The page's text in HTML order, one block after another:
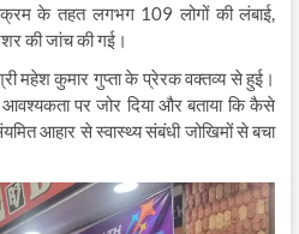
के तहत लगभग 109 लोगों की लंबाई,
की जांच की गई।
महेश कुमार गुप्ता के प्रेरक वक्तव्य से हुई।
आवश्यकता पर जोर दिया और बताया कि कैसे
आहार से स्वास्थ्य संबंधी जोखिमों से बचा